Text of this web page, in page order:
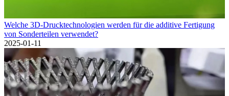
Welche 3D-Drucktechnologien werden für die additive Fertigung
von Sonderteilen verwendet?
2025-01-11